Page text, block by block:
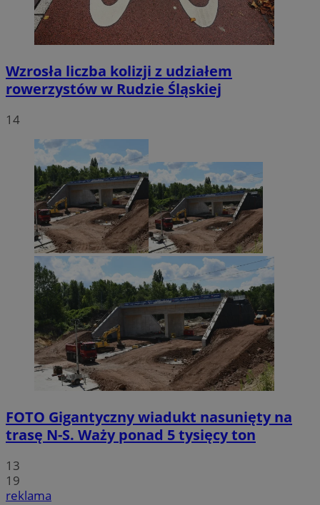
Wzrosła liczba kolizji z udziałem
rowerzystów w Rudzie Śląskiej
14
FOTO Gigantyczny wiadukt nasunięty na
trasę N-S. Waży ponad 5 tysięcy ton
13
19
reklama